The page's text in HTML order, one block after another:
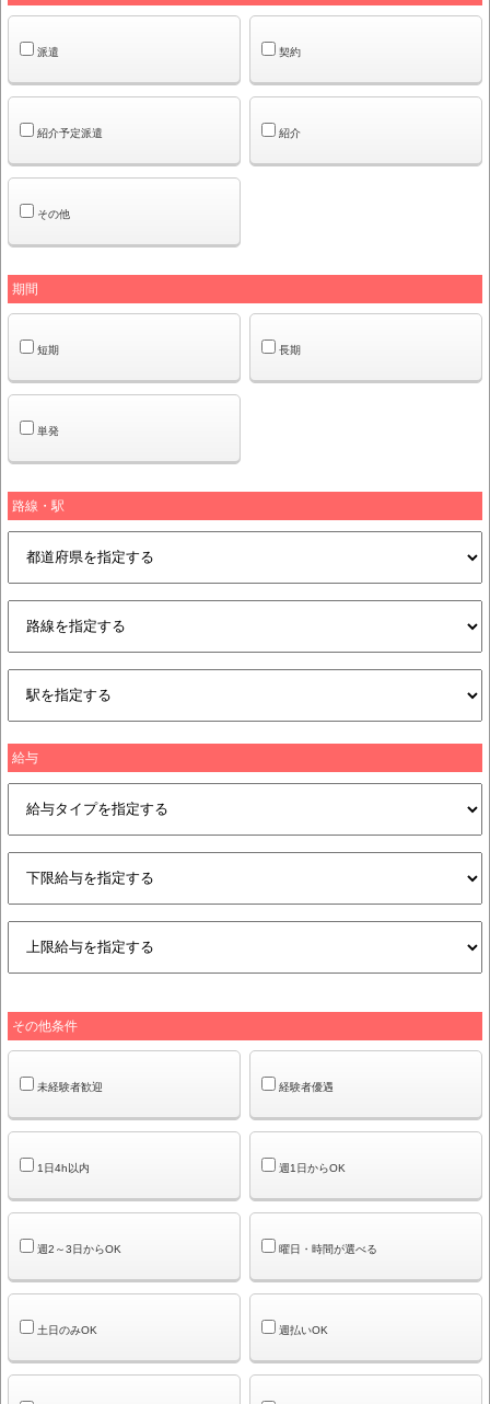
派遣 契約
紹介予定派遣 紹介
その他
期間
短期 長期
単発
路線・駅
給与
その他条件
未経験者歓迎 経験者優遇
1日4h以内 週1日からOK
週2～3日からOK 曜日・時間が選べる
土日のみOK 週払いOK